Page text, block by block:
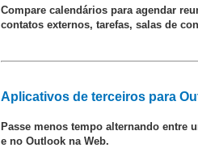
Compare calendários para agendar
contatos externos, tarefas, salas de
Aplicativos de terceiros para
Passe menos tempo alternando entre
e no Outlook na Web.